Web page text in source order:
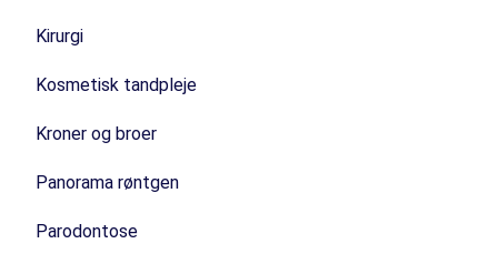
Kirurgi
Kosmetisk tandpleje
Kroner og broer
Panorama røntgen
Parodontose